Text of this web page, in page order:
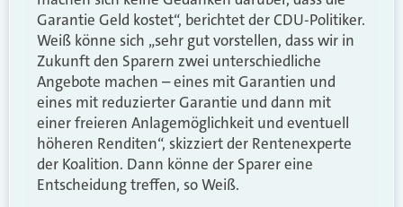
Garantie Geld kostet“, berichtet der CDU-Politiker.
Weiß könne sich „sehr gut vorstellen, dass wir in
Zukunft den Sparern zwei unterschiedliche
Angebote machen – eines mit Garantien und
eines mit reduzierter Garantie und dann mit
einer freieren Anlagemöglichkeit und eventuell
höheren Renditen“, skizziert der Rentenexperte
der Koalition. Dann könne der Sparer eine
Entscheidung treffen, so Weiß.